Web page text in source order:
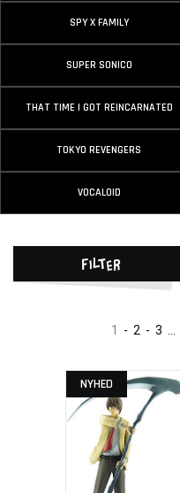
SPY X FAMILY
SUPER SONICO
THAT TIME I GOT REINCARNATED
TOKYO REVENGERS
VOCALOID
Filter
1 - 2 - 3
NYHED